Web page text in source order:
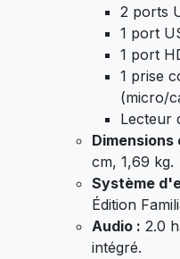
2 ports
1 port
1 port
1 prise
(micro/
Lecteur
Dimensions
cm, 1,69 kg.
Système
Édition
Audio : 2.0
intégré.